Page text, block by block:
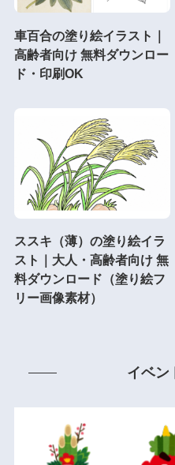
車百合の塗り絵イラスト｜
高齢者向け 無料ダウンロー
ド・印刷OK
ススキ（薄）の塗り絵イラ
スト｜大人・高齢者向け 無
料ダウンロード（塗り絵フ
リー画像素材）
イベン